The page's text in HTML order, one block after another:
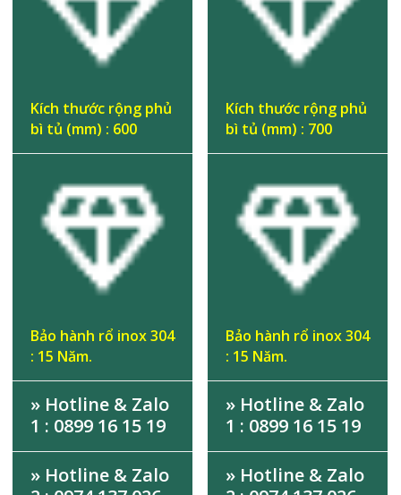
Kích thước rộng phủ
bì tủ (mm) : 600
Bảo hành rổ inox 304
: 15 Năm.
» Hotline & Zalo
1 : 0899 16 15 19
» Hotline & Zalo
Kích thước rộng phủ
bì tủ (mm) : 700
Bảo hành rổ inox 304
: 15 Năm.
» Hotline & Zalo
1 : 0899 16 15 19
» Hotline & Zalo